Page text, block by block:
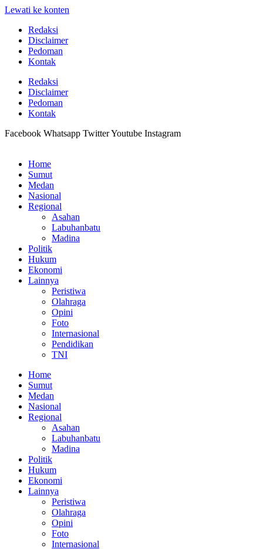
Lewati ke konten
Redaksi
Disclaimer
Pedoman
Kontak
Redaksi
Disclaimer
Pedoman
Kontak
Facebook Whatsapp TwitterYoutube Instagram
Home
Sumut
Medan
Nasional
Regional
Asahan
Labuhanbatu
Madina
Politik
Hukum
Ekonomi
Lainnya
Peristiwa
Olahraga
Opini
Foto
Internasional
Pendidikan
TNI
Home
Sumut
Medan
Nasional
Regional
Asahan
Labuhanbatu
Madina
Politik
Hukum
Ekonomi
Lainnya
Peristiwa
Olahraga
Opini
Foto
Internasional